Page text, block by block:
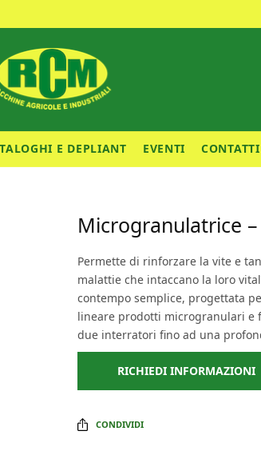
E DEPLIANT EVENTI CONTATTI
Microgranulatrice
Permette di rinforzare la vite e
malattie che intaccano la loro
contempo semplice, progettata
lineare prodotti microgranulari
due interratori fino ad una
RICHIEDI INFORMAZIONI
CONDIVIDI